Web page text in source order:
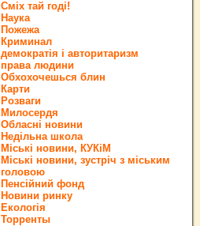
Сміх тай годі!
Наука
Пожежа
Криминал
демократія і авторитаризм
права людини
Обхохочешься блин
Карти
Розваги
Милосердя
Обласні новини
Недільна школа
Міські новини, КУКіМ
Міські новини, зустріч з міським
головою
Пенсійний фонд
Новини ринку
Екологія
Торренты